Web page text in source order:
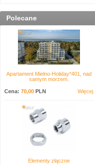
Polecane
Apartament Mielno-Holiday*401, nad
samym morzem.
Cena: 70,00 PLN Więcej
Elementy złączne